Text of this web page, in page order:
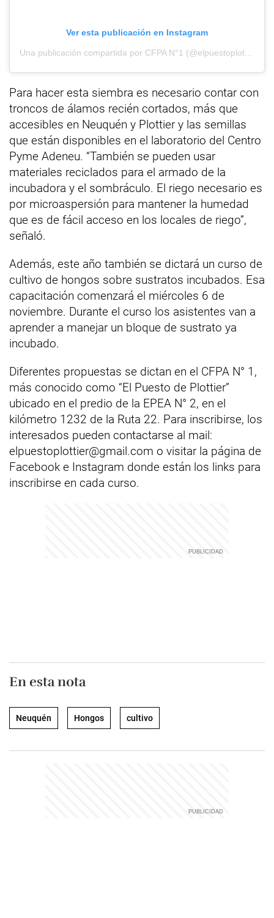
Ver esta publicación en Instagram
Para hacer esta siembra es necesario contar con
troncos de álamos recién cortados, más que
accesibles en Neuquén y Plottier y las semillas
que están disponibles en el laboratorio del Centro
Pyme Adeneu. “También se pueden usar
materiales reciclados para el armado de la
incubadora y el sombráculo. El riego necesario es
por microaspersión para mantener la humedad
que es de fácil acceso en los locales de riego”,
señaló.
Además, este año también se dictará un curso de
cultivo de hongos sobre sustratos incubados. Esa
capacitación comenzará el miércoles 6 de
noviembre. Durante el curso los asistentes van a
aprender a manejar un bloque de sustrato ya
incubado.
Diferentes propuestas se dictan en el CFPA N° 1,
más conocido como “El Puesto de Plottier”
ubicado en el predio de la EPEA N° 2, en el
kilómetro 1232 de la Ruta 22. Para inscribirse, los
interesados pueden contactarse al mail:
elpuestoplottier@gmail.com o visitar la página de
Facebook e Instagram donde están los links para
inscribirse en cada curso.
En esta nota
Neuquén Hongos cultivo